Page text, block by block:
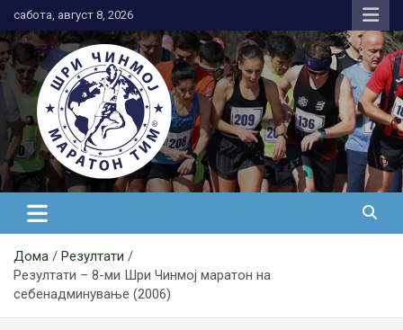
to
content
сабота, август 8, 2026
АК Шри Чинмој – Шри Чинмој
Маратон Тим®
Дома
Резултати
Резултати – 8-ми Шри Чинмој маратон на
себенадминување (2006)